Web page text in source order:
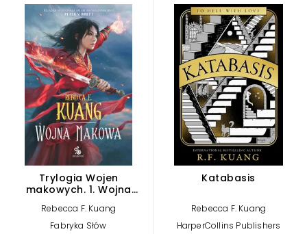
Trylogia Wojen
makowych. 1. Wojna
Rebecca F. Kuang
Fabryka Słów
Katabasis
Rebecca F. Kuang
HarperCollins Publishers